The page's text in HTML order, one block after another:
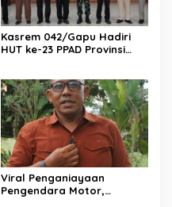
Kasrem 042/Gapu Hadiri
HUT ke-23 PPAD Provinsi
Pemerintah
Viral Penganiayaan
Pengendara Motor,